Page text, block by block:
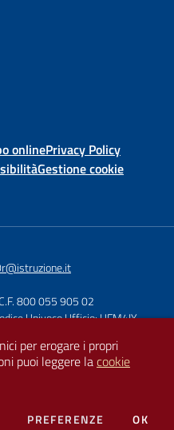
onlinePrivacy Policy
Gestione cookie
800 055 905 02
Univoco Ufficio: UFM4IY
& Design by
Designers Italia
per erogare i propri
puoi leggere lacookie
PREFERENZE DEI COOKIE
OK